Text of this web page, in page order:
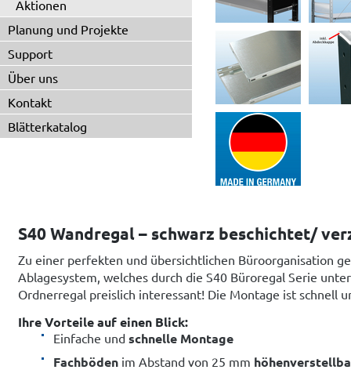
Aktionen
Planung und Projekte
Support
Über uns
Kontakt
Blätterkatalog
S40 Wandregal – schwarz beschichtet/
Zu einer perfekten und übersichtlichen Büroorganisation
Ablagesystem, welches durch die S40 Büroregal Serie
Ordnerregal preislich interessant! Die Montage ist schnell
Ihre Vorteile auf einen Blick:
Einfache und schnelle Montage
Fachbödenim Abstand von 25 mm